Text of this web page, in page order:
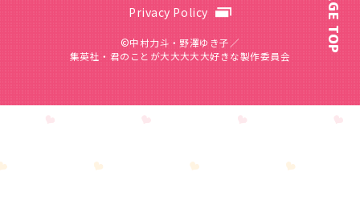
Privacy Policy
©中村力斗・野澤ゆき子／
集英社・君のことが大大大大大好きな製作委員会
PAGE TOP